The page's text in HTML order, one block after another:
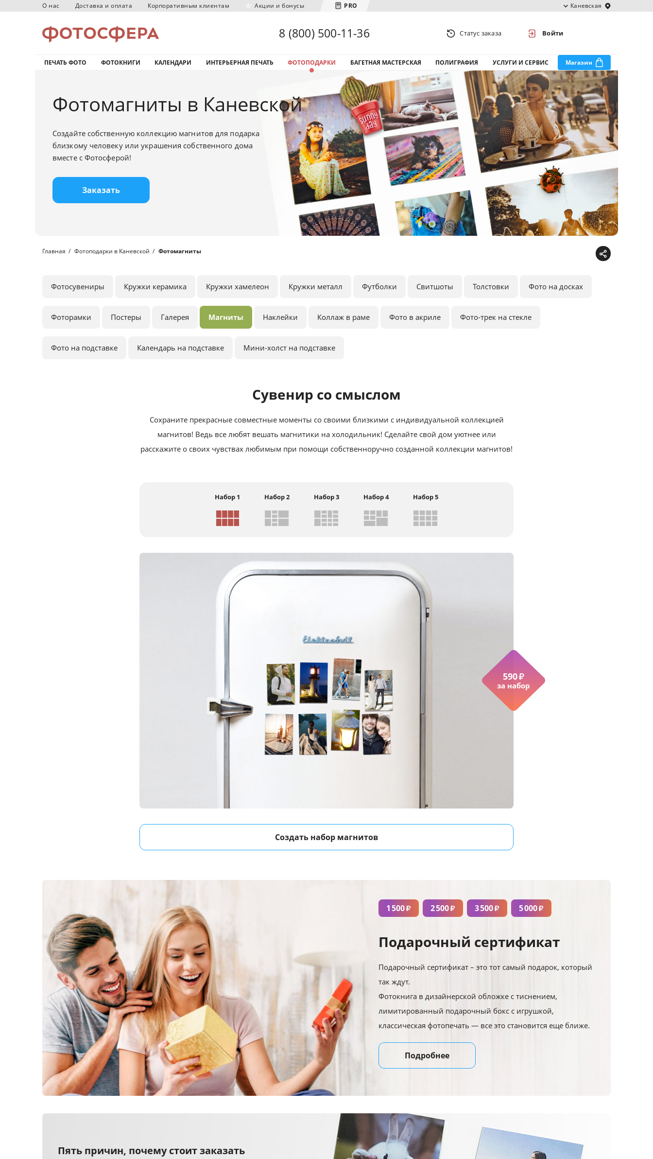
О нас Доставка и оплата Корпоративным клиентам Акции и бонусы PRO Каневская
Загрузка городов...
8 (800) 500-11-36 Статус заказа Войти
ПЕЧАТЬ ФОТО ФОТОКНИГИ КАЛЕНДАРИ ИНТЕРЬЕРНАЯ ПЕЧАТЬ ФОТОПОДАРКИ БАГЕТНАЯ МАСТЕРСКАЯ ПОЛИГРАФИЯ УСЛУГИ И СЕРВИС Магазин
Фотомагниты в Каневской
Создайте собственную коллекцию магнитов для подарка
близкому человеку или украшения собственного дома
вместе с Фотосферой!
Заказать
Главная Фотоподарки в Каневской Фотомагниты
Фотосувениры Кружки керамика Кружки хамелеон Кружки металл Футболки Свитшоты Толстовки Фото на досках
Фоторамки Постеры Галерея Магниты Наклейки Коллаж в раме Фото в акриле Фото-трек на стекле
Фото на подставке Календарь на подставке Мини-холст на подставке
Сувенир со смыслом
Сохраните прекрасные совместные моменты со своими близкими с индивидуальной коллекцией
магнитов! Ведь все любят вешать магнитики на холодильник! Сделайте свой дом уютнее или
расскажите о своих чувствах любимым при помощи собственноручно созданной коллекции магнитов!
Набор 1 Набор 2 Набор 3 Набор 4 Набор 5
590₽
за набор
Создать набор магнитов
1 500₽ 2 500₽ 3 500₽ 5 000₽
Подарочный сертификат
Подарочный сертификат – это тот самый подарок, который
так ждут.
Фотокнига в дизайнерской обложке с тиснением,
лимитированный подарочный бокс с игрушкой,
классическая фотопечать — все это становится еще ближе.
Подробнее
Пять причин, почему стоит заказать